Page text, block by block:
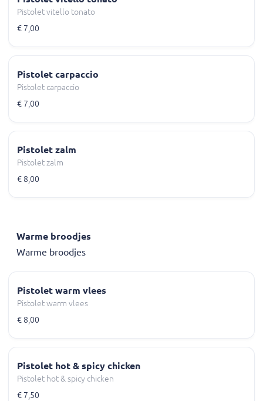
Pistolet vitello tonato
€ 7,00
Pistolet carpaccio
Pistolet carpaccio
€ 7,00
Pistolet zalm
Pistolet zalm
€ 8,00
Warme broodjes
Warme broodjes
Pistolet warm vlees
Pistolet warm vlees
€ 8,00
Pistolet hot & spicy chicken
Pistolet hot & spicy chicken
€ 7,50